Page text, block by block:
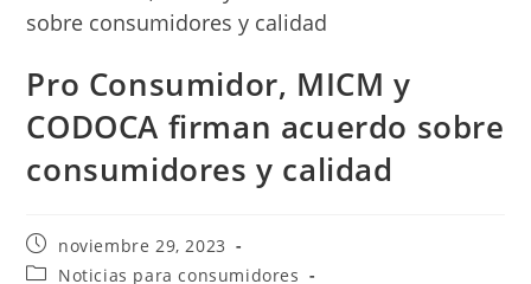
Pro Consumidor, MICM y
CODOCA firman acuerdo sobre
consumidores y calidad
Publicación
de
noviembre 29, 2023
Categoría
Noticias para consumidores